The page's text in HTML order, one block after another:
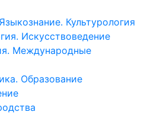
Культурология
Искусствоведение
Международные
Образование